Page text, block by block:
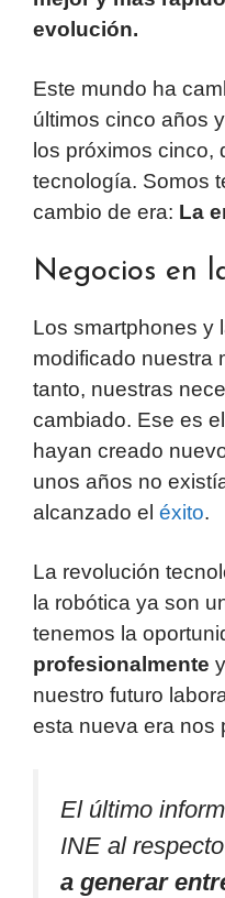
evolución.
Este mundo ha
últimos cinco años
los próximos cinco,
tecnología. Somos
cambio de era: La
Negocios en
Los smartphones y
modificado nuestra
tanto, nuestras
cambiado. Ese es
hayan creado
unos años no
alcanzado el éxito.
La revolución
la robótica ya son
tenemos la
profesionalmente
nuestro futuro
esta nueva era nos
El último
INE al
a generar